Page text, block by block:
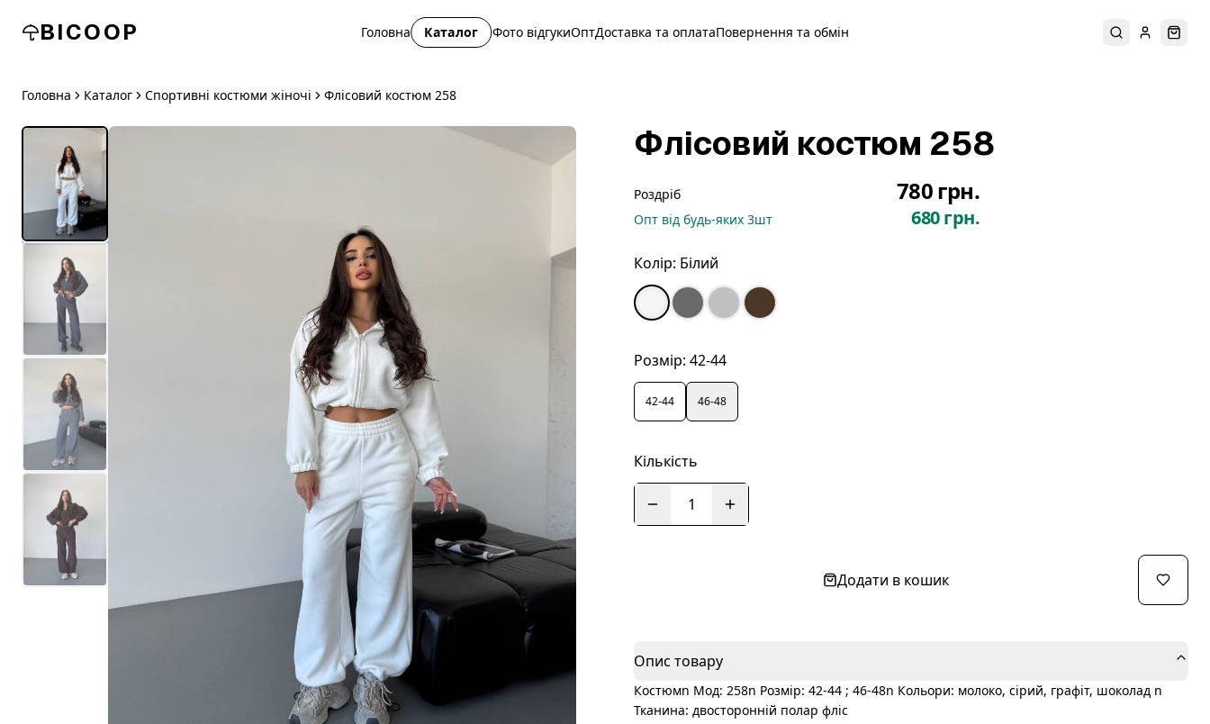
BICOOP Головна Каталог Фото відгукиОптДоставка та оплатаПовернення та обмін ПошукУвійти
Головна Каталог Спортивні костюми жіночі Флісовий костюм 258
Флісовий костюм 258
Роздріб 780 грн.
Опт від будь-яких 3шт 680 грн.
Колір: Білий
Розмір: 42-44
42-44 46-48
Кількість
1
Додати в кошик
Опис товару
Костюмn Мод: 258n Розмір: 42-44 ; 46-48n Кольори: молоко, сірий, графіт, шоколад n
Тканина: двосторонній полар фліс